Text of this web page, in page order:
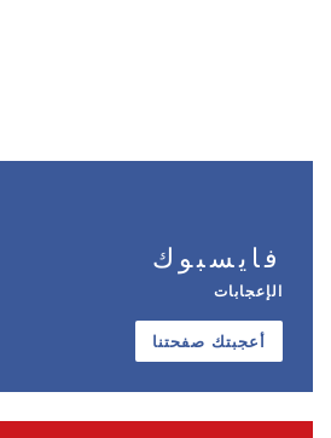
فايسبوك
الإعجابات
أعجبتك صفحتنا